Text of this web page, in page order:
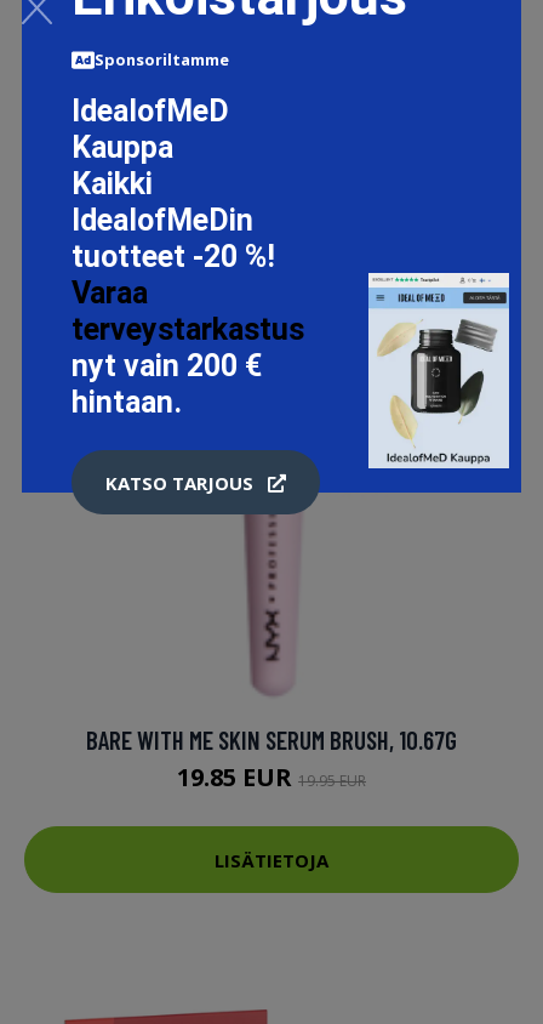
BARE WITH ME SKIN SERUM BRUSH, 10.67G
19.85 EUR 19.95 EUR
LISÄTIETOJA
Sponsoriltamme
IdealofMeD
Kauppa
Kaikki
IdealofMeDin
tuotteet -20 %!
Varaa
terveystarkastus
nyt vain 200 €
hintaan.
KATSO TARJOUS